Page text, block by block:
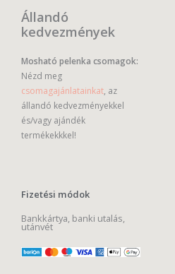
Állandó
kedvezmények
Mosható pelenka csomagok:
Nézd meg
csomagajánlatainkat, az
állandó kedvezményekkel
és/vagy ajándék
termékekkkel!
Fizetési módok
Bankkártya, banki utalás,
utánvét